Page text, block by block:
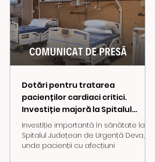
Dotări pentru tratarea
pacienților cardiaci critici.
Investiție majoră la Spitalul
Județean de Urgență Deva
Investiție importantă în sănătate la
Spitalul Județean de Urgență Deva,
unde pacienții cu afecțiuni